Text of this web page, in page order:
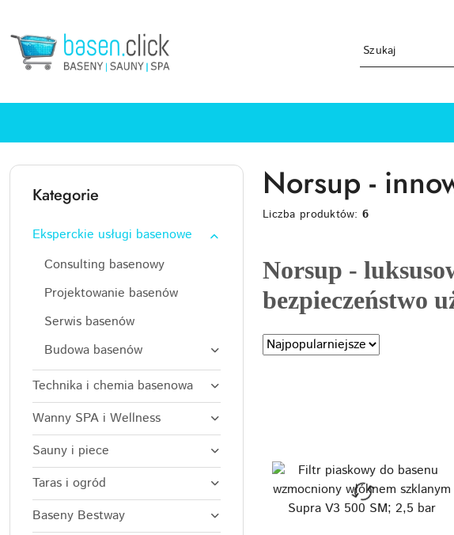
Kategorie
Eksperckie usługi basenowe
Consulting basenowy
Projektowanie basenów
Serwis basenów
Budowa basenów
Technika i chemia basenowa
Wanny SPA i Wellness
Sauny i piece
Taras i ogród
Baseny Bestway
Norsup -
Liczba produktów:6
Norsup -
bezpieczeństwo
Zastosowano
sortowanie:
Sortuj
według